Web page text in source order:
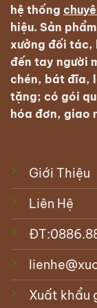
hệ thống
hiệu. Sản
xưởng đối tác,
đến tay người
chén, bát đĩa,
tặng; có gói
hóa đơn, giao
Giới Thiệu
Liên Hệ
ĐT:
Xuất khẩu